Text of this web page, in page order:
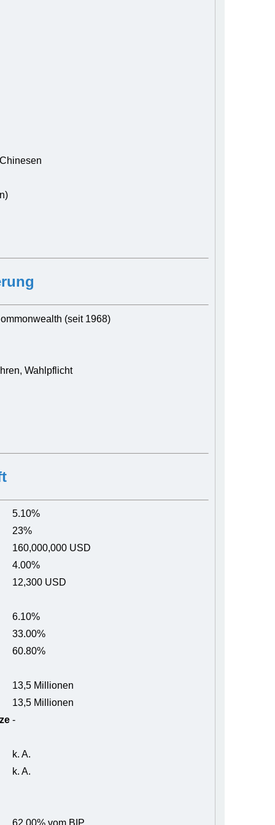
(seit 1968)
Wahlpflicht
5.10%
23%
160,000,000 USD
4.00%
12,300 USD
6.10%
33.00%
60.80%
13,5 Millionen
13,5 Millionen
-
k. A.
k. A.
62.00% vom BIP